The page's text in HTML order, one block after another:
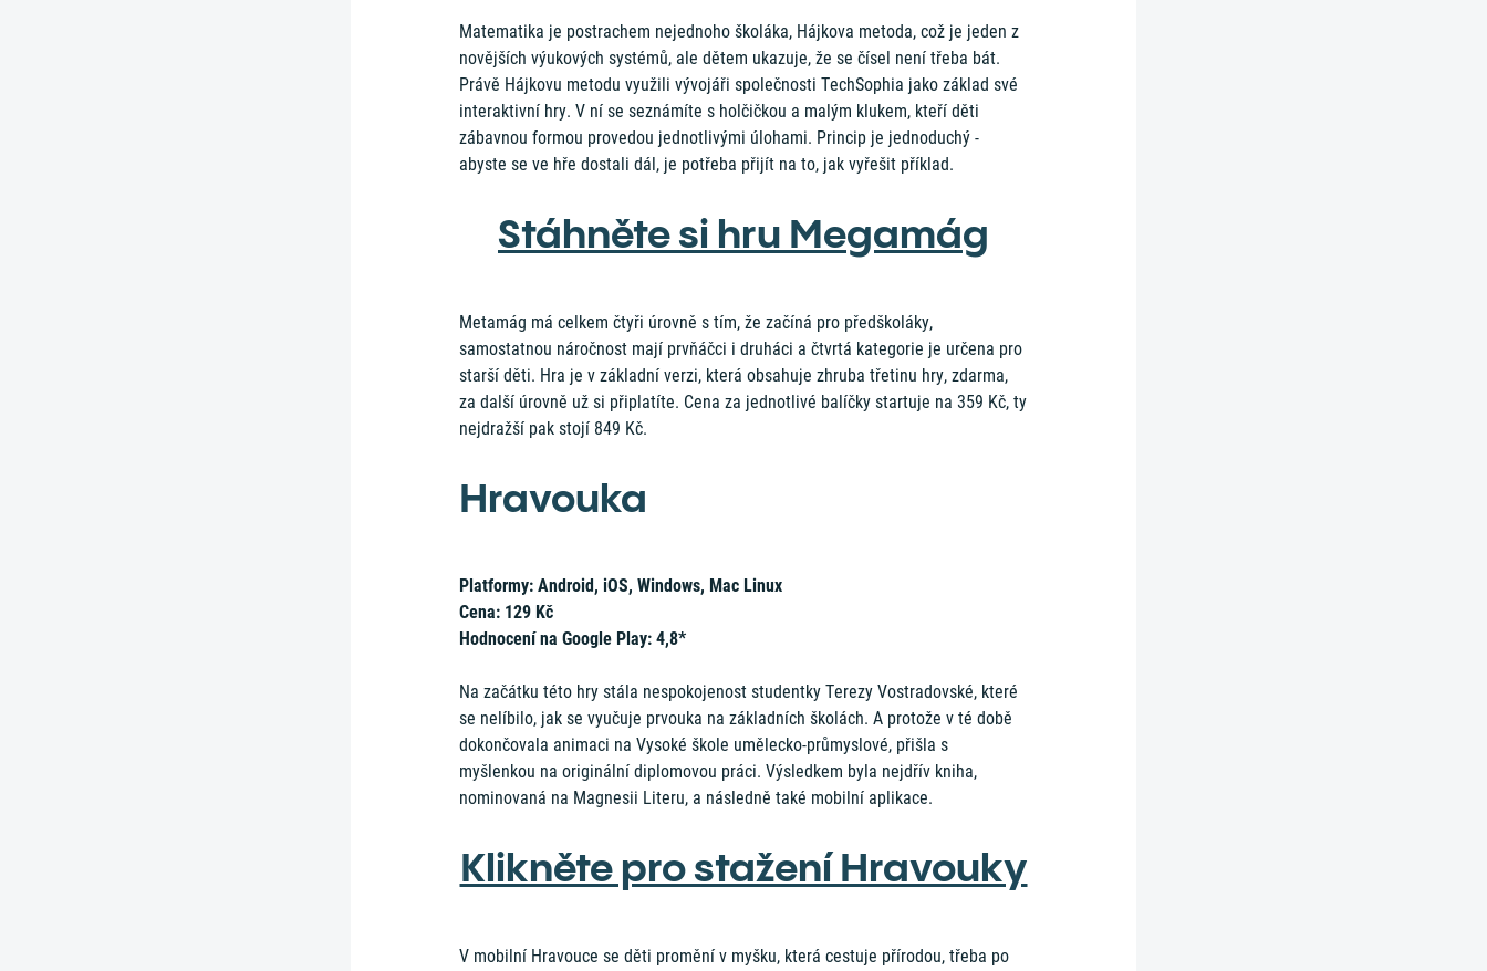
Matematika je postrachem nejednoho školáka, Hájkova metoda, což je jeden z
novějších výukových systémů, ale dětem ukazuje, že se čísel není třeba bát.
Právě Hájkovu metodu využili vývojáři společnosti TechSophia jako základ své
interaktivní hry. V ní se seznámíte s holčičkou a malým klukem, kteří děti
zábavnou formou provedou jednotlivými úlohami. Princip je jednoduchý -
abyste se ve hře dostali dál, je potřeba přijít na to, jak vyřešit příklad.
Stáhněte si hru Megamág
Metamág má celkem čtyři úrovně s tím, že začíná pro předškoláky,
samostatnou náročnost mají prvňáčci i druháci a čtvrtá kategorie je určena pro
starší děti. Hra je v základní verzi, která obsahuje zhruba třetinu hry, zdarma,
za další úrovně už si připlatíte. Cena za jednotlivé balíčky startuje na 359 Kč, ty
nejdražší pak stojí 849 Kč.
Hravouka
Platformy: Android, iOS, Windows, Mac Linux
Cena: 129 Kč
Hodnocení na Google Play: 4,8*
Na začátku této hry stála nespokojenost studentky Terezy Vostradovské, které
se nelíbilo, jak se vyučuje prvouka na základních školách. A protože v té době
dokončovala animaci na Vysoké škole umělecko-průmyslové, přišla s
myšlenkou na originální diplomovou práci. Výsledkem byla nejdřív kniha,
nominovaná na Magnesii Literu, a následně také mobilní aplikace.
Klikněte pro stažení Hravouky
V mobilní Hravouce se děti promění v myšku, která cestuje přírodou, třeba po